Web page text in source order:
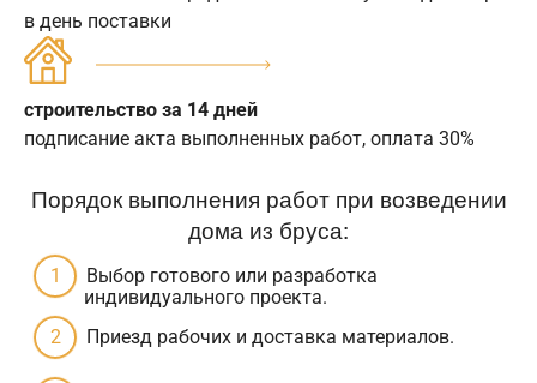
в день поставки
строительство за 14 дней
подписание акта выполненных работ, оплата 30%
Порядок выполнения работ при возведении
дома из бруса:
Выбор готового или разработка
индивидуального проекта.
Приезд рабочих и доставка материалов.